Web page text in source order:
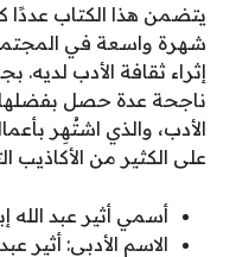
يتضمن هذا الكتاب عددًا
شهرة واسعة في
إثراء ثقافة الأدب لديه.
ناجحة عدة حصل
الأدب، والذي اشتُهِر
على الكثير من الأكاذيب
أسمي أثير عبد الله
الاسم الأدبي: أثير